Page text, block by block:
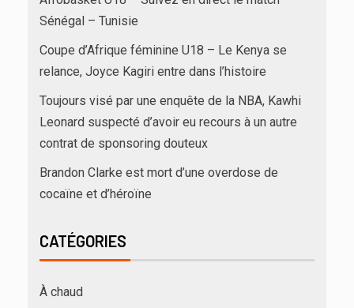
Sénégal – Tunisie
Coupe d’Afrique féminine U18 – Le Kenya se
relance, Joyce Kagiri entre dans l’histoire
Toujours visé par une enquête de la NBA, Kawhi
Leonard suspecté d’avoir eu recours à un autre
contrat de sponsoring douteux
Brandon Clarke est mort d’une overdose de
cocaïne et d’héroïne
CATÉGORIES
À chaud